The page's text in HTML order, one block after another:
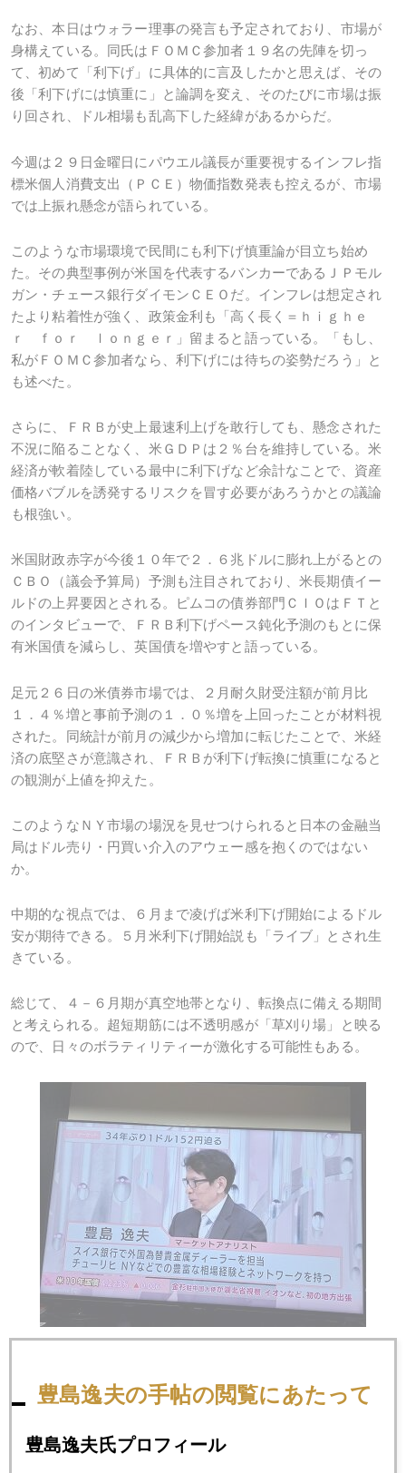
なお、本日はウォラー理事の発言も予定されており、市場が
身構えている。同氏はＦＯＭＣ参加者１９名の先陣を切っ
て、初めて「利下げ」に具体的に言及したかと思えば、その
後「利下げには慎重に」と論調を変え、そのたびに市場は振
り回され、ドル相場も乱高下した経緯があるからだ。
今週は２９日金曜日にパウエル議長が重要視するインフレ指
標米個人消費支出（ＰＣＥ）物価指数発表も控えるが、市場
では上振れ懸念が語られている。
このような市場環境で民間にも利下げ慎重論が目立ち始め
た。その典型事例が米国を代表するバンカーであるＪＰモル
ガン・チェース銀行ダイモンＣＥＯだ。インフレは想定され
たより粘着性が強く、政策金利も「高く長く＝ｈｉｇｈｅ
ｒ ｆｏｒ ｌｏｎｇｅｒ」留まると語っている。「もし、
私がＦＯＭＣ参加者なら、利下げには待ちの姿勢だろう」と
も述べた。
さらに、ＦＲＢが史上最速利上げを敢行しても、懸念された
不況に陥ることなく、米ＧＤＰは２％台を維持している。米
経済が軟着陸している最中に利下げなど余計なことで、資産
価格バブルを誘発するリスクを冒す必要があろうかとの議論
も根強い。
米国財政赤字が今後１０年で２．６兆ドルに膨れ上がるとの
ＣＢＯ（議会予算局）予測も注目されており、米長期債イー
ルドの上昇要因とされる。ピムコの債券部門ＣＩＯはＦＴと
のインタビューで、ＦＲＢ利下げペース鈍化予測のもとに保
有米国債を減らし、英国債を増やすと語っている。
足元２６日の米債券市場では、２月耐久財受注額が前月比
１．４％増と事前予測の１．０％増を上回ったことが材料視
された。同統計が前月の減少から増加に転じたことで、米経
済の底堅さが意識され、ＦＲＢが利下げ転換に慎重になると
の観測が上値を抑えた。
このようなＮＹ市場の場況を見せつけられると日本の金融当
局はドル売り・円買い介入のアウェー感を抱くのではない
か。
中期的な視点では、６月まで凌げば米利下げ開始によるドル
安が期待できる。５月米利下げ開始説も「ライブ」とされ生
きている。
総じて、４－６月期が真空地帯となり、転換点に備える期間
と考えられる。超短期筋には不透明感が「草刈り場」と映る
ので、日々のボラティリティーが激化する可能性もある。
2024年
1月 2月 3月
豊島逸夫の手帖の閲覧にあたって
豊島逸夫氏プロフィール